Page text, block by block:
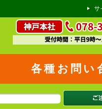
サ
各種お問い
2024.08.23
2024.08.16
2024.08.09
2024.08.02
2024.07.26
2024.07.19
2024.07.12
2024.07.05
2024.06.28